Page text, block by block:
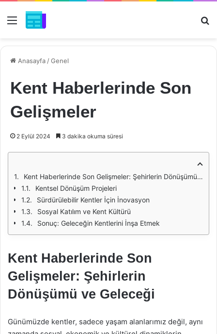
Menü
Anasayfa /Genel
Kent Haberlerinde Son
Gelişmeler
2 Eylül 2024 3 dakika okuma süresi
Kent Haberlerinde Son Gelişmeler: Şehirlerin Dönüşümü ve Geleceği
Kentsel Dönüşüm Projeleri
Sürdürülebilir Kentler İçin İnovasyon
Sosyal Katılım ve Kent Kültürü
Sonuç: Geleceğin Kentlerini İnşa Etmek
Kent Haberlerinde Son
Gelişmeler: Şehirlerin
Dönüşümü ve Geleceği
Günümüzde kentler, sadece yaşam alanlarımız değil, aynı